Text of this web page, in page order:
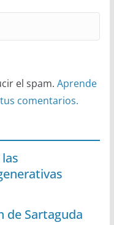
el spam. Aprende
comentarios.
de Sartaguda